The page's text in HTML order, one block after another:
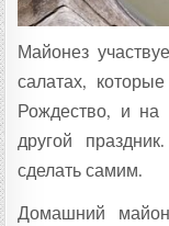
Майонез
салатах,
Рождество, и
другой
сделать самим.
Домашний